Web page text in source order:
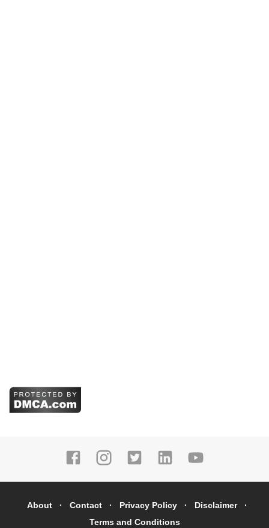
About Contact Privacy Policy
Disclaimer
Terms and Conditions